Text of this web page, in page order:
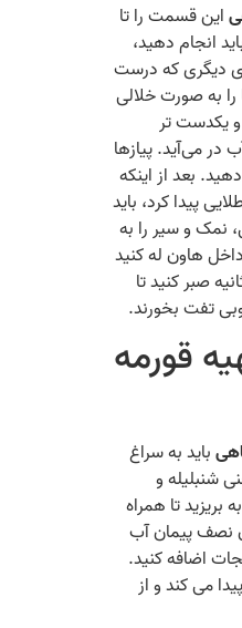
این قسمت را تا
انجام دهید،
دیگری که درست
را به صورت خلالی
و یکدست‌ تر
در می‌‌آید. پیازها
بعد از اینکه
پیدا کرد، باید
نمک و سیر را به
داخل هاون له کنید
صبر کنید تا
تفت بخورند.
قورمه
باید به سراغ
شنبلیله و
بریزید تا همراه
نصف پیمان آب
اضافه کنید.
می‌ کند و از